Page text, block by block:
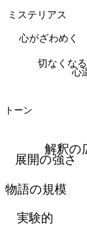
心
切なくなる
心がざわめく
ミステリアス
トーン
実験的
物語の規模
展開の強さ
解釈の